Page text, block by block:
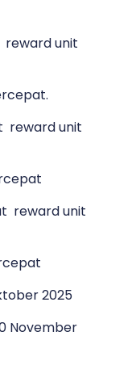
reward unit
reward unit
reward unit
2025
November